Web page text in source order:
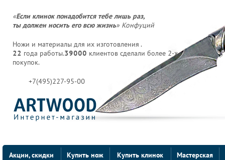
«Если клинок понадобится тебе лишь раз,
ты должен носить его всю жизнь» Конфуций
Ножи и материалы для их изготовления .
22 года работы.39000 клиентов сделали более 2-х
покупок.
+7(495)227-95-00
Акции, скидки Купить нож Купить клинок Мастерская